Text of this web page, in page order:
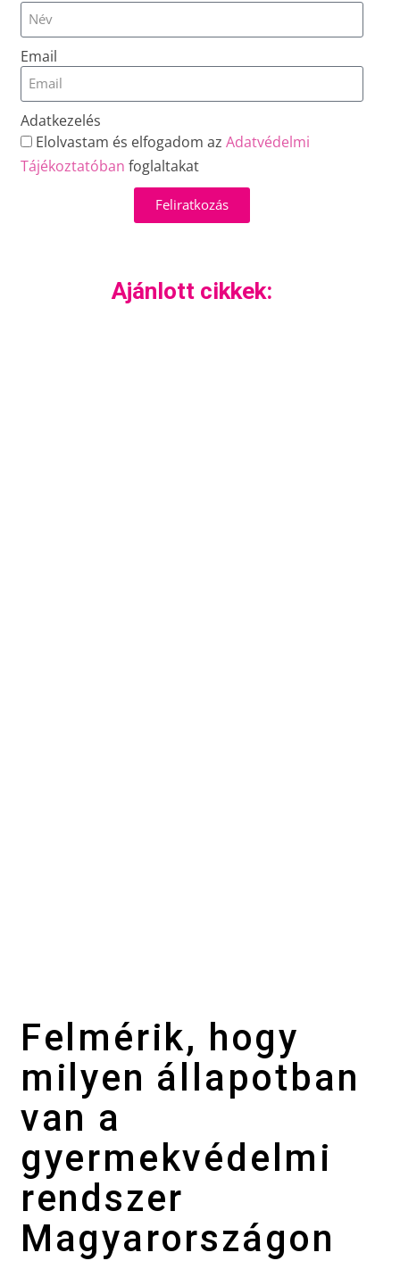
Email
Adatkezelés
Elolvastam és elfogadom azAdatvédelmi
Tájékoztatóban foglaltakat
Feliratkozás
Ajánlott cikkek:
Felmérik, hogy
milyen állapotban
van a
gyermekvédelmi
rendszer
Magyarországon